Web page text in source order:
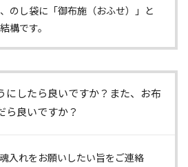
のし袋に「御布施（おふせ）」と
構です。
にしたら良いですか？また、お布
ら良いですか？
入れをお願いしたい旨をご連絡